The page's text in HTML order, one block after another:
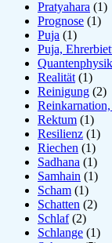
Pratyahara (1)
Prognose (1)
Puja (1)
Puja,
Quantenphysik
Realität (1)
Reinigung (2)
Rektum (1)
Resilienz (1)
Riechen (1)
Sadhana (1)
Samhain (1)
Scham (1)
Schatten (2)
Schlaf(2)
Schlange (1)